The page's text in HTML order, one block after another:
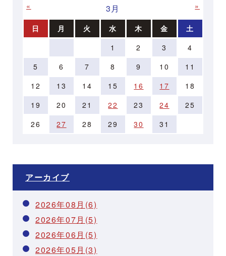
« 3月 »
日 月 火 水 木 金
土
1
2 3
4
5
6 7 8 9 10
11
12
13 14 15 16 17
18
19
20 21 22 23 24
25
26
27 28 29 30 31
アーカイブ
2026年08月(6)
2026年07月(5)
2026年06月(5)
2026年05月(3)